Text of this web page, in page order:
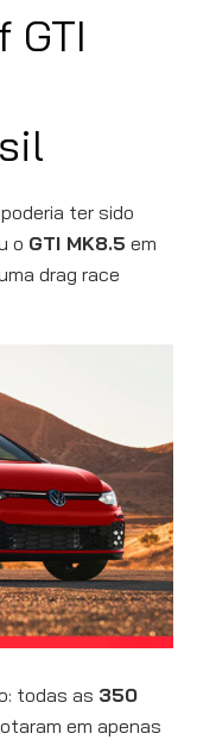
GTI
ter sido
o GTI MK8.5 em
drag race
todas as 350
em apenas